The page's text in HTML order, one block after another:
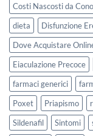
Costi Nascosti da
dieta
Disfunzione
Dove Acquistare
Eiaculazione Precoce
farmaci generici
Poxet
Priapismo
Sildenafil
Sintomi